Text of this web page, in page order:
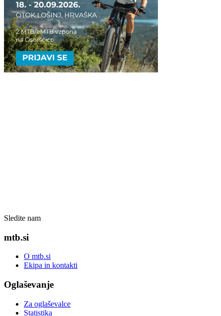
Sledite nam
mtb.si
O mtb.si
Ekipa in kontakti
Oglaševanje
Za oglaševalce
Statistika